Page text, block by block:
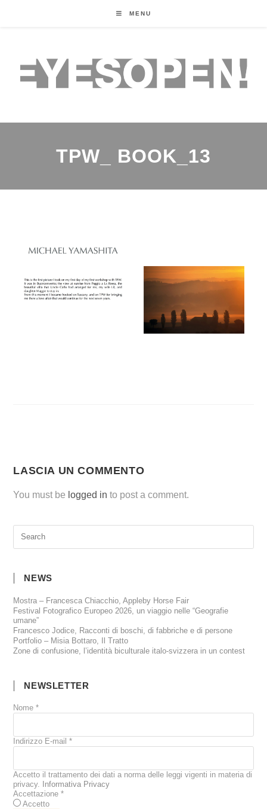
MENU
TPW_ BOOK_13
LASCIA UN COMMENTO
You must be logged in to post a comment.
NEWS
Mostra – Francesca Chiacchio, Appleby Horse Fair
Festival Fotografico Europeo 2026, un viaggio nelle “Geografie
umane”
Francesco Jodice, Racconti di boschi, di fabbriche e di persone
Portfolio – Misia Bottaro, Il Tratto
Zone di confusione, l’identità biculturale italo-svizzera in un contest
NEWSLETTER
Nome*
Indirizzo E-mail*
Accetto il trattamento dei dati a norma delle leggi vigenti in materia di
privacy.
Informativa Privacy
Accettazione*
Accetto